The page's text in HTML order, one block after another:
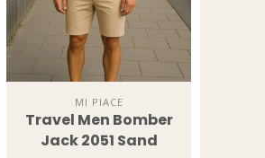
MI PIACE
Travel Men Bomber
Jack 2051 Sand